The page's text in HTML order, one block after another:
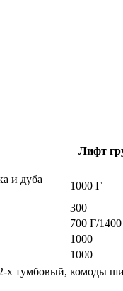
Лифт
и дуба
1000 Г
300
700 Г/
1000
1000
х тумбовый, комоды